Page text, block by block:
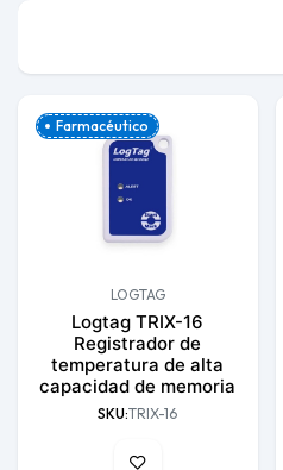
Farmacéutico
LOGTAG
Logtag TRIX-16
Registrador de
temperatura de alta
capacidad de memoria
SKU:TRIX-16